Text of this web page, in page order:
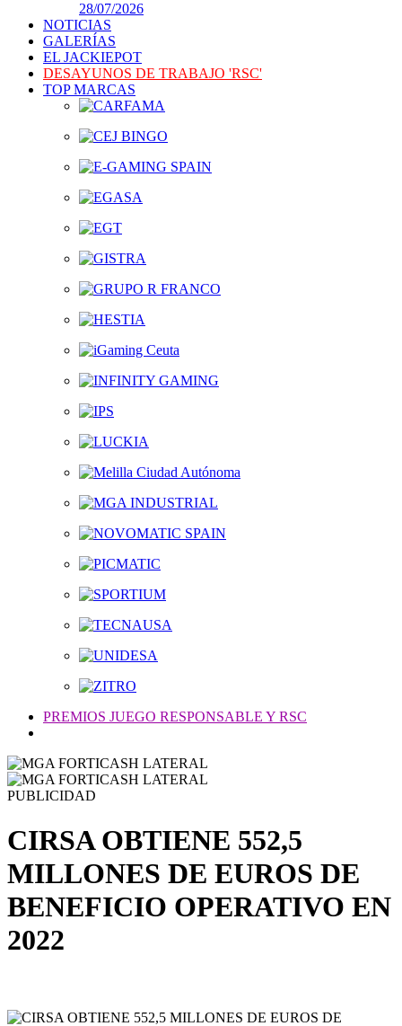
28/07/2026
NOTICIAS
GALERÍAS
EL JACKIEPOT
DESAYUNOS DE TRABAJO 'RSC'
TOP MARCAS
PREMIOS JUEGO RESPONSABLE Y RSC
PUBLICIDAD
CIRSA OBTIENE 552,5
MILLONES DE EUROS DE
BENEFICIO OPERATIVO EN
2022